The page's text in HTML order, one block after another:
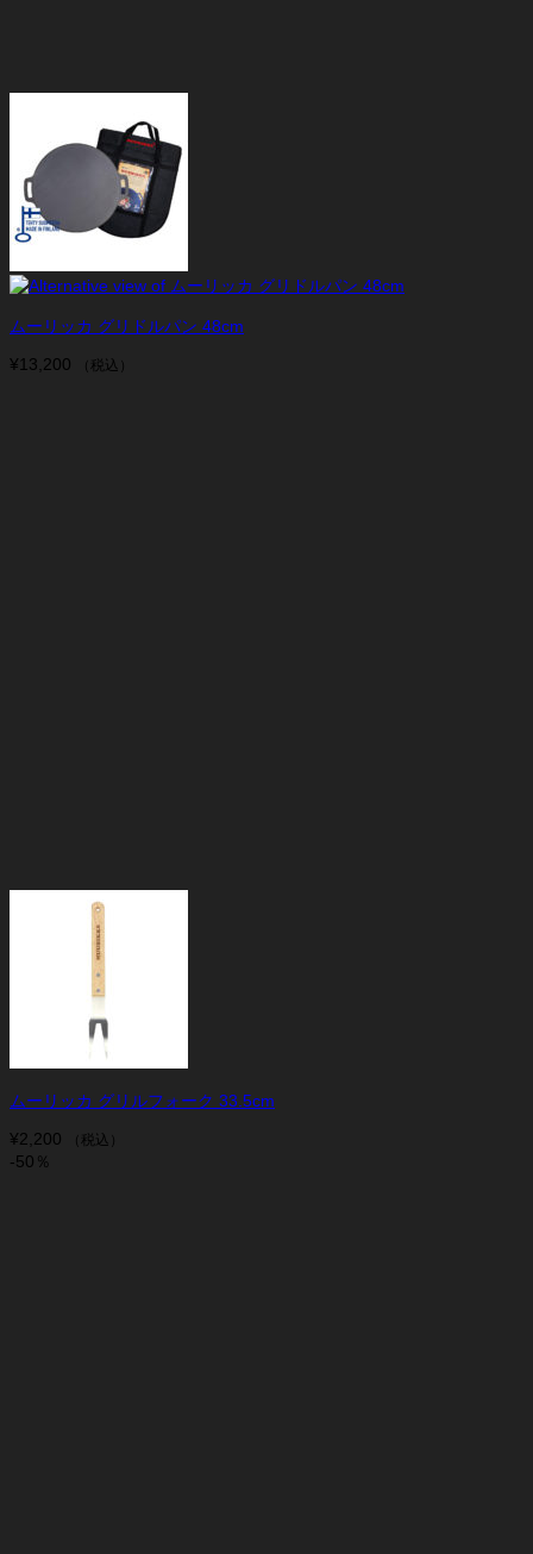
ムーリッカ グリドルパン 48cm
¥13,200 （税込）
ムーリッカ グリルフォーク 33.5cm
¥2,200 （税込）
-50％